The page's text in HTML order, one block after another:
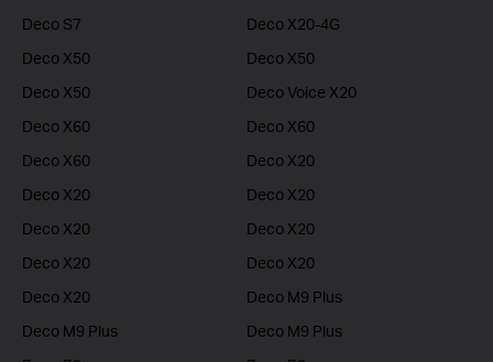
Deco S7
Deco X20-4G
Deco X50
Deco X50
Deco X50
Deco Voice X20
Deco X60
Deco X60
Deco X60
Deco X20
Deco X20
Deco X20
Deco X20
Deco X20
Deco X20
Deco X20
Deco X20
Deco M9 Plus
Deco M9 Plus
Deco M9 Plus